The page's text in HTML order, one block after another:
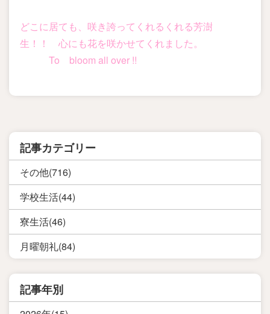
どこに居ても、咲き誇ってくれるくれる芳澍
生！！ 心にも花を咲かせてくれました。
To bloom all over !!
記事カテゴリー
その他(716)
学校生活(44)
寮生活(46)
月曜朝礼(84)
記事年別